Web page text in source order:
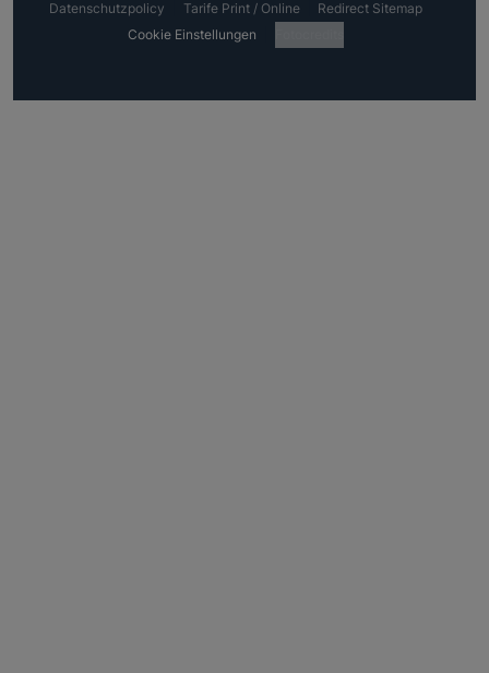
Datenschutzpolicy
Tarife Print / Online
Redirect Sitemap
Cookie Einstellungen